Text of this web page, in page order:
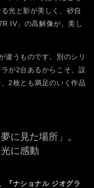
光と影が美しく、砂自
IV」の高解像が、美し
違うものです。別のシリ
が2台あるからこそ、設
2枚とも満足のいく作品
に見た場所」。
に感動
ナショナル ジオグラ